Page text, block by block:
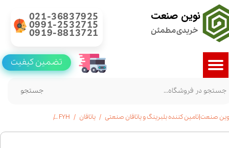
نوین صنعت
خریدی مطمئن
021-36837925
0991-2532715
0919-8813721
جستجو
تضمین کیفیت
صنعت|تامین کننده بلبرینگ و یاتاقان صنعتی یاتاقان FYH